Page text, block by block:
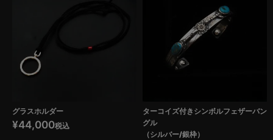
グラスホルダー
¥44,000税込
ターコイズ付きシンボルフェザーバン
グル
（シルバー/銀枠）